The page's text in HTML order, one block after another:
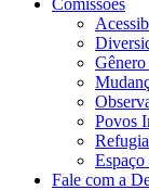
Comissões
Povos
Espaço
Fale com a